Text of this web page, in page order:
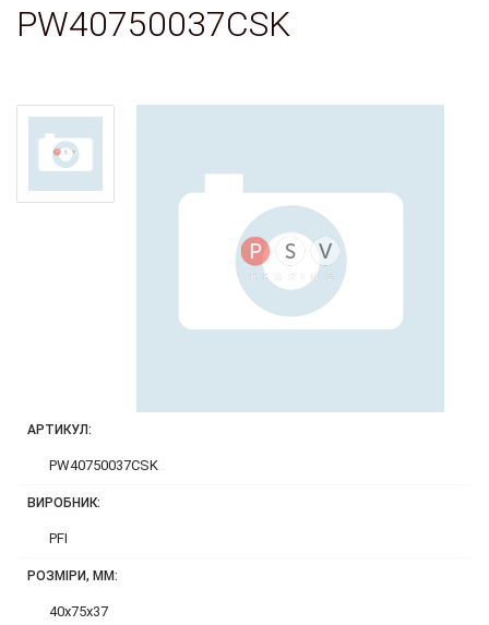
PW40750037CSK
АРТИКУЛ:
PW40750037CSK
ВИРОБНИК:
PFI
РОЗМІРИ, ММ:
40x75x37